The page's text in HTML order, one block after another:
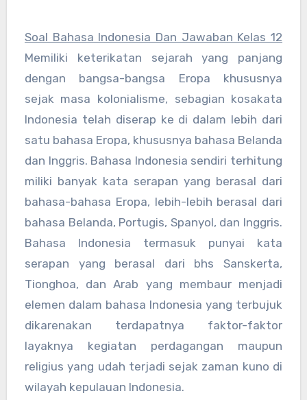
Soal Bahasa Indonesia Dan Jawaban Kelas 12
Memiliki keterikatan sejarah yang panjang
dengan bangsa-bangsa Eropa khususnya
sejak masa kolonialisme, sebagian kosakata
Indonesia telah diserap ke di dalam lebih dari
satu bahasa Eropa, khususnya bahasa Belanda
dan Inggris. Bahasa Indonesia sendiri terhitung
miliki banyak kata serapan yang berasal dari
bahasa-bahasa Eropa, lebih-lebih berasal dari
bahasa Belanda, Portugis, Spanyol, dan Inggris.
Bahasa Indonesia termasuk punyai kata
serapan yang berasal dari bhs Sanskerta,
Tionghoa, dan Arab yang membaur menjadi
elemen dalam bahasa Indonesia yang terbujuk
dikarenakan terdapatnya faktor-faktor
layaknya kegiatan perdagangan maupun
religius yang udah terjadi sejak zaman kuno di
wilayah kepulauan Indonesia.